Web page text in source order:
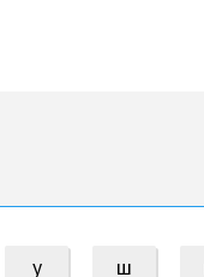
у ш